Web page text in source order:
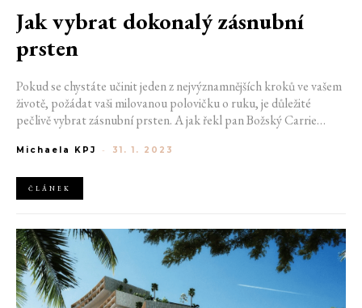
Jak vybrat dokonalý zásnubní
prsten
Pokud se chystáte učinit jeden z nejvýznamnějších kroků ve vašem
životě, požádat vaši milovanou polovičku o ruku, je důležité
pečlivě vybrat zásnubní prsten. A jak řekl pan Božský Carrie
dohoda neplatila." Diamanty reprezentují důležitá životní
Pomůžeme vám zorientovat se v jejich nabídce a s výběrem
prstenu pro ženu nebo muže.
Michaela KPJ - 31. 1. 2023
ČLÁNEK